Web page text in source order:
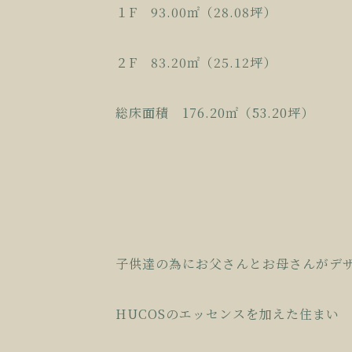
１F 93.00㎡（28.08坪）
２F 83.20㎡（25.12坪）
総床面積 176.20㎡（53.20坪）
子供達の為にお父さんとお母さんがデ
HUCOSのエッセンスを加えた住まい